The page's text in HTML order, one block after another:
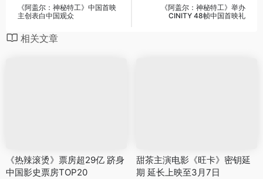
《阿盖尔：神秘特工》中国首映
主创表白中国观众
《阿盖尔：神秘特工》举办
CINITY 48帧中国首映礼
相关文章
《热辣滚烫》票房超29亿 跻身
中国影史票房TOP20
甜茶主演电影《旺卡》密钥延
期 延长上映至3月7日